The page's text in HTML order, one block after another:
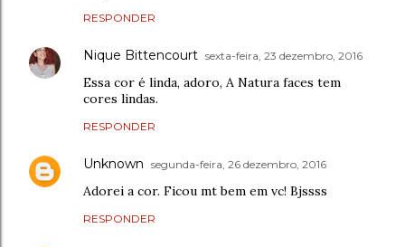
RESPONDER
Nique Bittencourt sexta-feira, 23 dezembro, 2016
Essa cor é linda, adoro, A Natura faces tem
cores lindas.
RESPONDER
Unknown segunda-feira, 26 dezembro, 2016
Adorei a cor. Ficou mt bem em vc! Bjssss
RESPONDER